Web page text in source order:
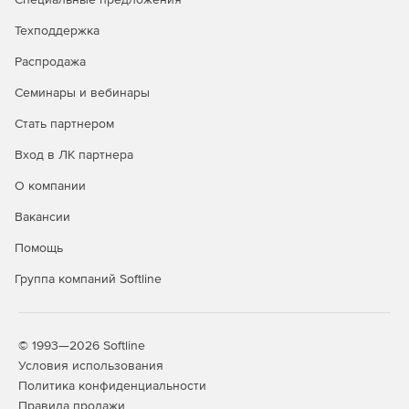
Создание заметок, которые хранятся в облаке и
случится.
Техподдержка
Распродажа
Семинары и вебинары
Стать партнером
Вход в ЛК партнера
О компании
Вакансии
Помощь
Группа компаний Softline
© 1993—2026 Softline
Условия использования
Политика конфиденциальности
Правила продажи